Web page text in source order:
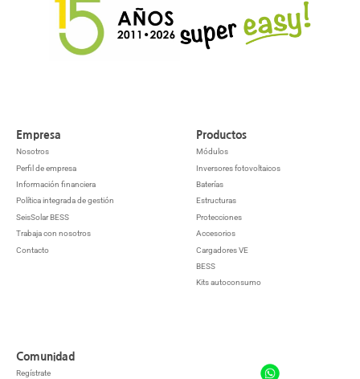
Empresa
Nosotros
Perfil de empresa
Información financiera
Política integrada de gestión
SeisSolar BESS
Trabaja con nosotros
Contacto
Productos
Módulos
Inversores fotovoltaicos
Baterías
Estructuras
Protecciones
Accesorios
Cargadores VE
BESS
Kits autoconsumo
Comunidad
Regístrate